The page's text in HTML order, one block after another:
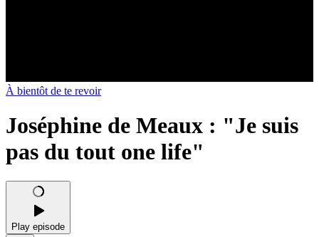
À bientôt de te revoir
Joséphine de Meaux : "Je suis
pas du tout one life"
Play episode